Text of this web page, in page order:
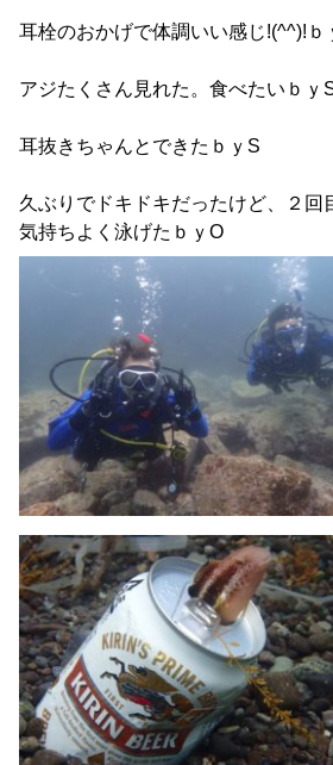
耳栓のおかげで体調いい感じ!(^^)!ｂ
アジたくさん見れた。食べたいｂｙ
耳抜きちゃんとできたｂｙS
久ぶりでドキドキだったけど、２回
気持ちよく泳げたｂｙO